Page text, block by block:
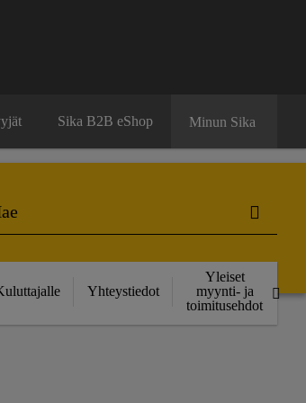
Sika B2B eShop Minun Sika
Yhteystiedot
Yleiset
myynti- ja
toimitusehdot